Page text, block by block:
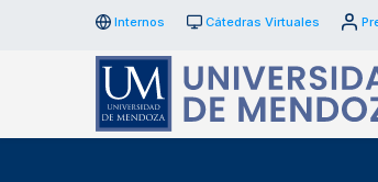
Internos Cátedras Virtuales